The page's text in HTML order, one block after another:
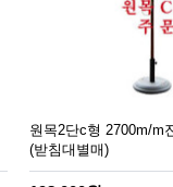
원목2단c형 2700m/m
(받침대별매)